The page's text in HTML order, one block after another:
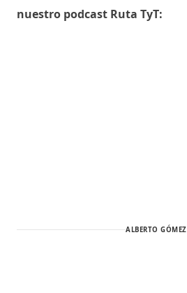
nuestro podcast Ruta TyT:
ALBERTO GÓMEZ